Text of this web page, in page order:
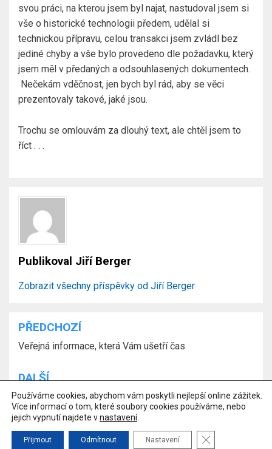
svou práci, na kterou jsem byl najat, nastudoval jsem si
vše o historické technologii předem, udělal si
technickou přípravu, celou transakci jsem zvládl bez
jediné chyby a vše bylo provedeno dle požadavku, který
jsem měl v předaných a odsouhlasených dokumentech.
Nečekám vděčnost, jen bych byl rád, aby se věci
prezentovaly takové, jaké jsou.
Trochu se omlouvám za dlouhý text, ale chtěl jsem to
říct . . .
Publikoval Jiří Berger
Zobrazit všechny příspěvky od Jiří Berger
Navigace
pro
příspěvek
PŘEDCHOZÍ
Veřejná informace, která Vám ušetří čas
DALŠÍ
Bitcoin versus kvantové počítače
© Copyright 2026 –Ing. Jiří Berger, Ph.D., MBA – znalec
Používáme cookies, abychom vám poskytli nejlepší online zážitek.
Více informací o tom, které soubory cookies používáme, nebo
jejich vypnutí najdete vnastavení.
Přijmout Odmítnout Nastavení ZAVŘÍT COOKIE